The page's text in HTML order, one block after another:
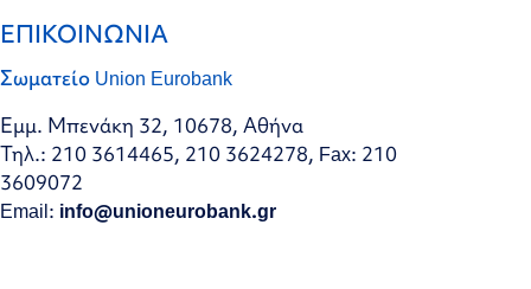
ΕΠΙΚΟΙΝΩΝΙΑ
Σωματείο Union Eurobank
Εμμ. Μπενάκη 32, 10678, Αθήνα
Τηλ.: 210 3614465, 210 3624278, Fax: 210
3609072
Email: info@unioneurobank.gr